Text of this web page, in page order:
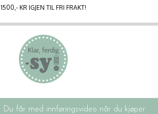
1500,- KR IGJEN TIL FRI FRAKT!
Du får med innføringsvideo når du kjøper